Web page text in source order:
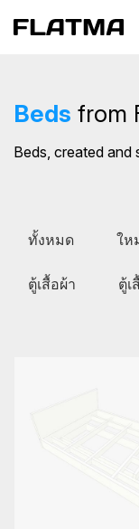
Beds from
Beds, created and
ทั้งหมด ให
ตู้เสื้อผ้า ตู้เ